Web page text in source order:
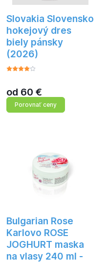
Slovakia Slovensko
hokejový dres
biely pánsky
(2026)
od 60 €
Porovnať ceny
Bulgarian Rose
Karlovo ROSE
JOGHURT maska
na vlasy 240 ml -